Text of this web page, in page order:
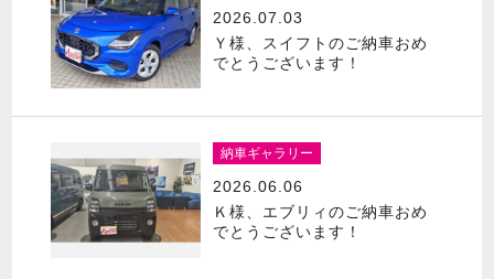
2026.07.03
Ｙ様、スイフトのご納車おめ
でとうございます！
納車ギャラリー
2026.06.06
Ｋ様、エブリィのご納車おめ
でとうございます！